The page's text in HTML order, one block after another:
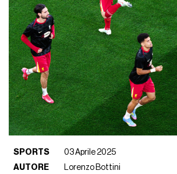
SPORTS
03 Aprile 2025
AUTORE
Lorenzo Bottini